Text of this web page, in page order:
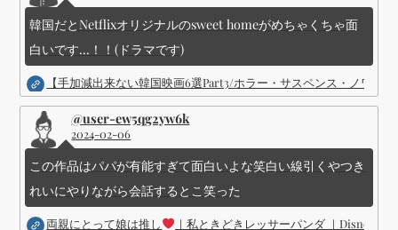
韓国だとNetflixオリジナルのsweet homeがめちゃくちゃ面
白いです...！！(ドラマです)
【手加減出来ない韓国映画6選Part3/ホラー・サスペンス・ノワー
@user-ew5qg2yw6k
2024-02-06
この作品はパパが有能すぎて面白いよな笑白い線引くやつき
れいにやりながら会話するとこ笑った
両親にとって娘は推し ｜私ときどきレッサーパンダ ｜Disney (